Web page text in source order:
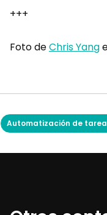
+++
Foto deChris Yang
Automatización de